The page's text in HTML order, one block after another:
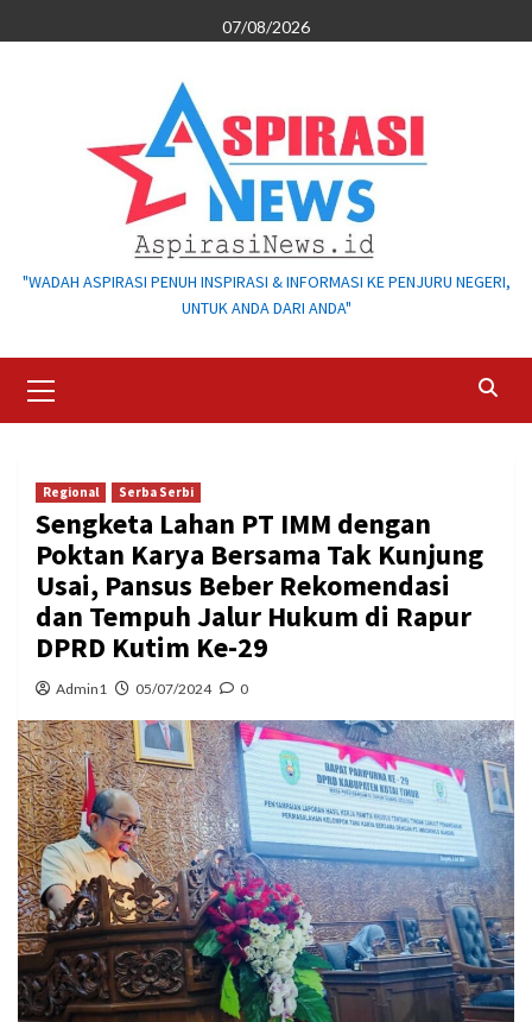
to
07/08/2026
"WADAH ASPIRASI PENUH INSPIRASI & INFORMASI KE PENJURU NEGERI,
UNTUK ANDA DARI ANDA"
Menu
Regional Serba Serbi
Sengketa Lahan PT IMM dengan
Poktan Karya Bersama Tak Kunjung
Usai, Pansus Beber Rekomendasi
dan Tempuh Jalur Hukum di Rapur
DPRD Kutim Ke-29
Admin1 05/07/2024 0